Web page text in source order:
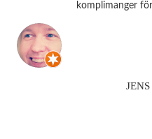
komplimanger